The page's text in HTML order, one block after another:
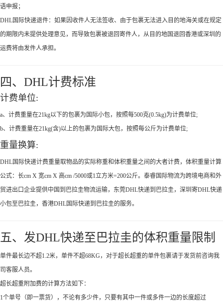
语申报；
DHL国际快递退件：如果因收件人无法签收、由于包裹无法进入目的地海关或在规定
的期限内未提供处理意见，而导致包裹被退回寄件人，从目的地国退回香港或深圳的
运费将由发件人承担。
四、DHL计费标准
计费单位:
a、计费重量在21kg以下的包裹为国际小包，按照每500克(0.5kg)为计费单位;
b、计费重量在21kg(含)以上的包裹为国际大包，按照每公斤为计费单位;
重量换算:
DHL国际快递计费重量取物品的实际称重和体积重量之间的大者计费，体积重量计算
公式：长cm X 宽cm X 高cm /5000或1立方米=200公斤。泰睿国际物流为跨境电商和外
贸进出口企业提供中国到巴拉圭物流运输，东莞DHL快递到巴拉圭，深圳寄DHL快递
小包至巴拉圭，香港DHL国际快递到巴拉圭的服务。
五、发DHL快递至巴拉圭的体积重量限制
单件最长边不超1.2米，单件不超68KG，对于超长超重的单件包裹请于发货前咨询我
司客服人员。
超长超重附加费的计算方法如下：
1个单号（即一票货），不论有多少件，只要有其中一件或多件一边的长度超过